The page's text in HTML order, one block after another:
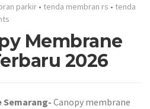
parkir • tenda membran rs • tenda
Membrane
2026
Semarang- Canopy membrane